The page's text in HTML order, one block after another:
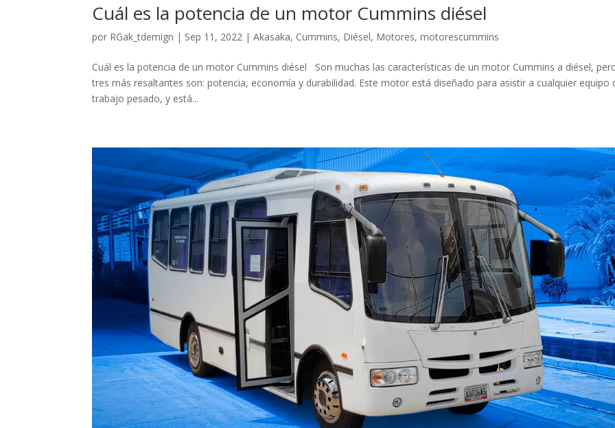
Cuál es la potencia de un motor Cummins diésel
por RGak_tdemign | Sep 11, 2022 |Akasaka, Cummins, Diésel, Motores,motorescummins
Cuál es la potencia de un motor Cummins diésel Son muchas las características de un motor Cummins a diésel,
tres más resaltantes son: potencia, economía y durabilidad. Este motor está diseñado para asistir a cualquier equipo
trabajo pesado, y está...